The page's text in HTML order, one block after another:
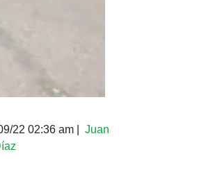
22 02:36 am|
Juan